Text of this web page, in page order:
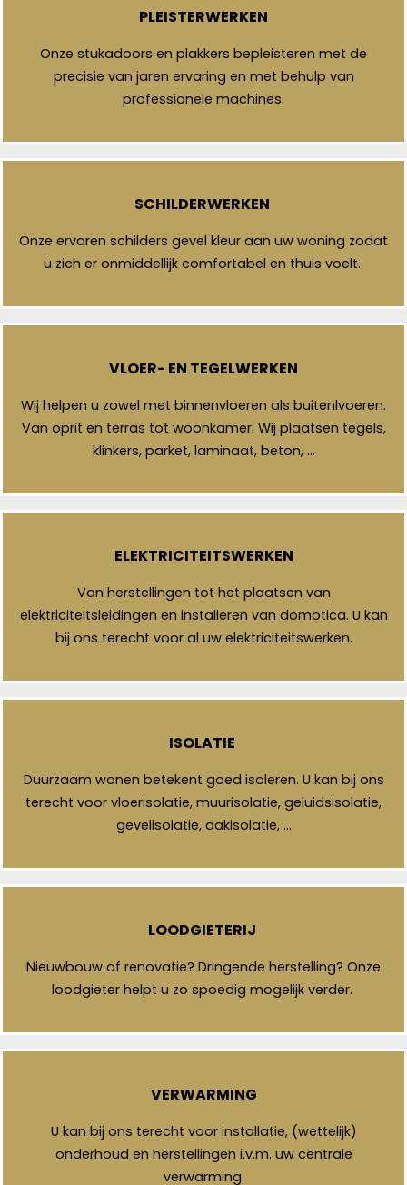
PLEISTERWERKEN
Onze stukadoors en plakkers bepleisteren met de
precisie van jaren ervaring en met behulp van
professionele machines.
SCHILDERWERKEN
Onze ervaren schilders gevel kleur aan uw woning zodat
u zich er onmiddellijk comfortabel en thuis voelt.
VLOER- EN TEGELWERKEN
Wij helpen u zowel met binnenvloeren als buitenlvoeren.
Van oprit en terras tot woonkamer. Wij plaatsen tegels,
klinkers, parket, laminaat, beton, …
ELEKTRICITEITSWERKEN
Van herstellingen tot het plaatsen van
elektriciteitsleidingen en installeren van domotica. U kan
bij ons terecht voor al uw elektriciteitswerken.
ISOLATIE
Duurzaam wonen betekent goed isoleren. U kan bij ons
terecht voor vloerisolatie, muurisolatie, geluidsisolatie,
gevelisolatie, dakisolatie, …
LOODGIETERIJ
Nieuwbouw of renovatie? Dringende herstelling? Onze
loodgieter helpt u zo spoedig mogelijk verder.
VERWARMING
U kan bij ons terecht voor installatie, (wettelijk)
onderhoud en herstellingen i.v.m. uw centrale
verwarming.